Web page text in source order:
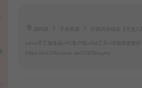
手游资源 经典武侠端游【天龙八
Linux手工服务端+PC客户端+GM工具+详细搭建教程
https://wd.51boshao.vip/22979/syym/